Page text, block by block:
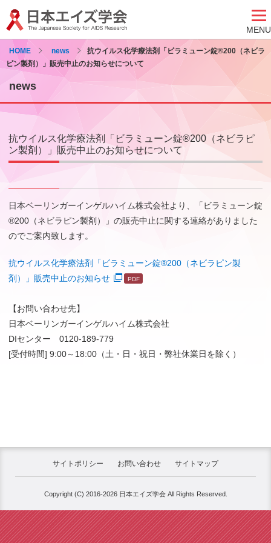
MENU
HOME news
抗ウイルス化学療法剤「ビラミューン錠®200（ネビラ
ピン製剤）」販売中止のお知らせについて
news
抗ウイルス化学療法剤「ビラミューン錠®200（ネビラピ
ン製剤）」販売中止のお知らせについて
日本ベーリンガーインゲルハイム株式会社より、「ビラミューン錠
®200（ネビラピン製剤）」の販売中止に関する連絡がありました
のでご案内致します。
抗ウイルス化学療法剤「ビラミューン錠®200（ネビラピン製
剤）」販売中止のお知らせ
【お問い合わせ先】
日本ベーリンガーインゲルハイム株式会社
DIセンター 0120-189-779
[受付時間] 9:00～18:00（土・日・祝日・弊社休業日を除く）
サイトポリシー お問い合わせ サイトマップ
Copyright (C) 2016-2026 日本エイズ学会 All Rights Reserved.